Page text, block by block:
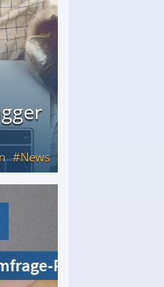
News